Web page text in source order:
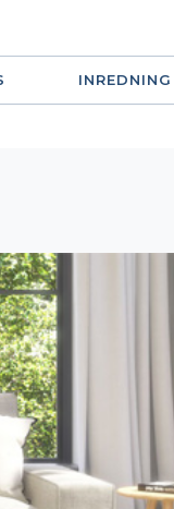
INREDNING